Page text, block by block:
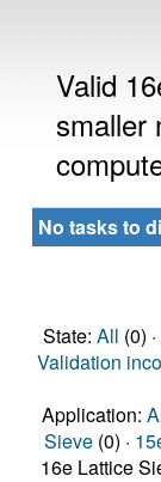
Valid
smaller
No tasks to
State: All (0) ·
Validation
Application:
Sieve (0) ·
16e Lattice